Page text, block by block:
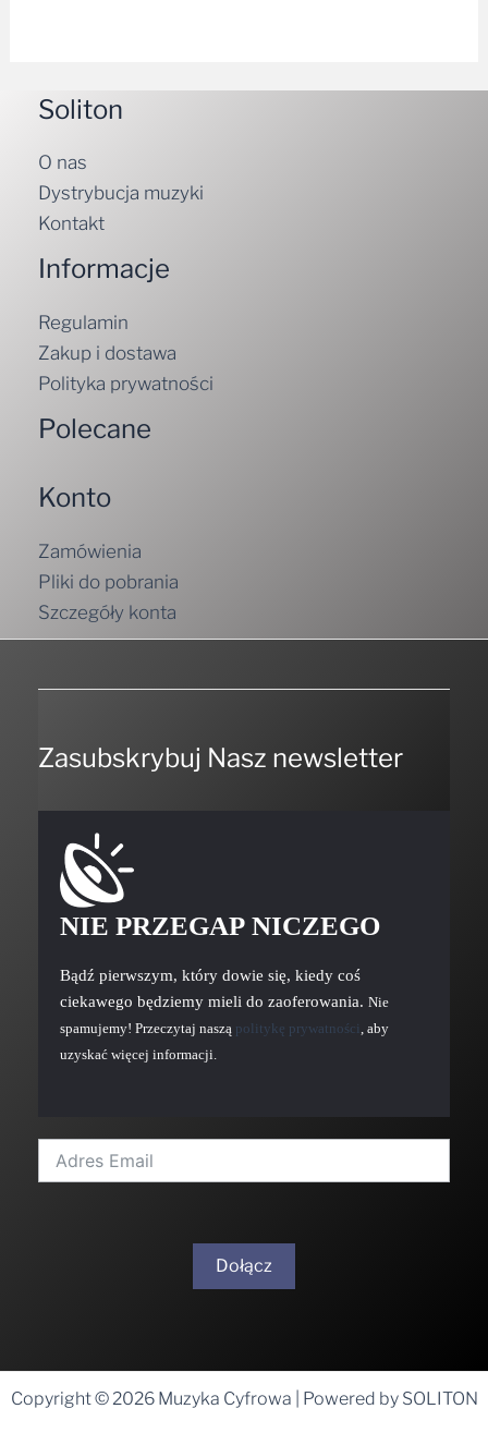
Soliton
O nas
Dystrybucja muzyki
Kontakt
Informacje
Regulamin
Zakup i dostawa
Polityka prywatności
Polecane
Konto
Zamówienia
Pliki do pobrania
Szczegóły konta
Zasubskrybuj Nasz newsletter
NIE PRZEGAP NICZEGO
Bądź pierwszym, który dowie się, kiedy coś
ciekawego będziemy mieli do zaoferowania. Nie
spamujemy! Przeczytaj naszą politykę prywatności, aby
uzyskać więcej informacji.
Dołącz
Copyright © 2026 Muzyka Cyfrowa | Powered by SOLITON